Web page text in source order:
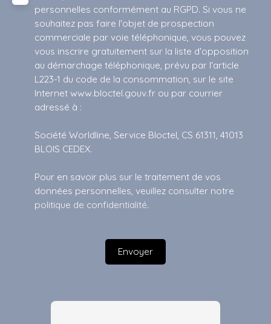
personnelles conformément au RGPD. Si vous ne
souhaitez pas faire l'objet de prospection
commerciale par voie téléphonique, vous pouvez
vous inscrire gratuitement sur la liste d'opposition
au démarchage téléphonique, prévu par l'article
L223-1 du code de la consommation, sur le site
Internet www.bloctel.gouv.fr ou par courrier
adressé à :
Société Worldline, Service Bloctel, CS 61311, 41013
BLOIS CEDEX.
Pour en savoir plus sur le traitement de vos
données personnelles, veuillez consulter notre
politique de confidentialité.
Envoyer